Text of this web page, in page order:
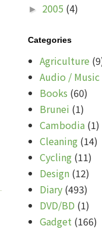
► 2005 (4)
Categories
Agriculture
Audio / Music
Books (60)
Brunei (1)
Cambodia (1)
Cleaning (14)
Cycling (11)
Design (12)
Diary (493)
DVD/BD (1)
Gadget (166)